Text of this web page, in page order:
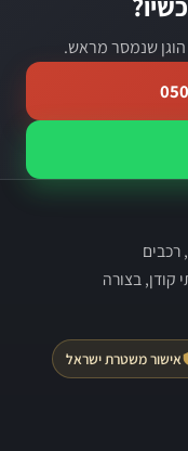
הוגן שנמסר מראש.
קודן, בצורה
אישור משטרת ישראל